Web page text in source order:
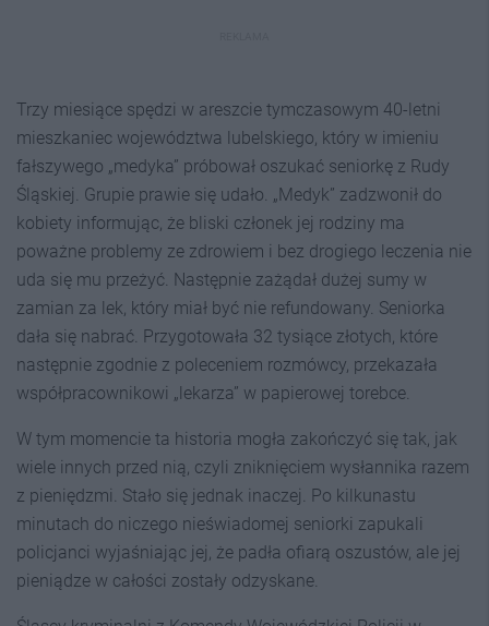
Trzy miesiące spędzi w areszcie tymczasowym 40-letni
mieszkaniec województwa lubelskiego, który w imieniu
fałszywego „medyka” próbował oszukać seniorkę z Rudy
Śląskiej. Grupie prawie się udało. „Medyk” zadzwonił do
kobiety informując, że bliski członek jej rodziny ma
poważne problemy ze zdrowiem i bez drogiego leczenia nie
uda się mu przeżyć. Następnie zażądał dużej sumy w
zamian za lek, który miał być nie refundowany. Seniorka
dała się nabrać. Przygotowała 32 tysiące złotych, które
następnie zgodnie z poleceniem rozmówcy, przekazała
współpracownikowi „lekarza” w papierowej torebce.
W tym momencie ta historia mogła zakończyć się tak, jak
wiele innych przed nią, czyli zniknięciem wysłannika razem
z pieniędzmi. Stało się jednak inaczej. Po kilkunastu
minutach do niczego nieświadomej seniorki zapukali
policjanci wyjaśniając jej, że padła ofiarą oszustów, ale jej
pieniądze w całości zostały odzyskane.